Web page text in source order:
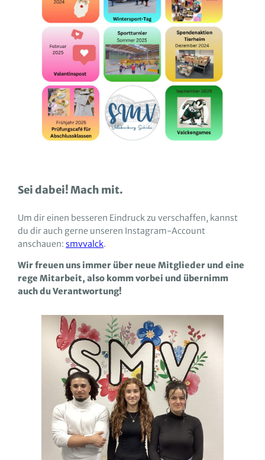
Sei dabei! Mach mit.
Um dir einen besseren Eindruck zu verschaffen, kannst
du dir auch gerne unseren Instagram-Account
anschauen: smvvalck.
Wir freuen uns immer über neue Mitglieder und eine
rege Mitarbeit, also komm vorbei und übernimm
auch du Verantwortung!